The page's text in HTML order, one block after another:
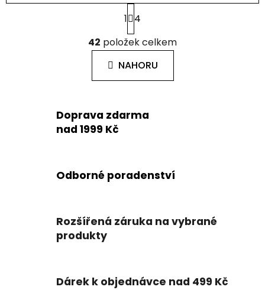
O
v
l
á
d
c
í
k
p
S
t
r
á
n
k
n
í
1
4
42 položek celkem
NAHORU
Doprava zdarma
nad 1999 Kč
Odborné poradenství
Rozšířená záruka na vybrané
produkty
Dárek k objednávce nad 499 Kč